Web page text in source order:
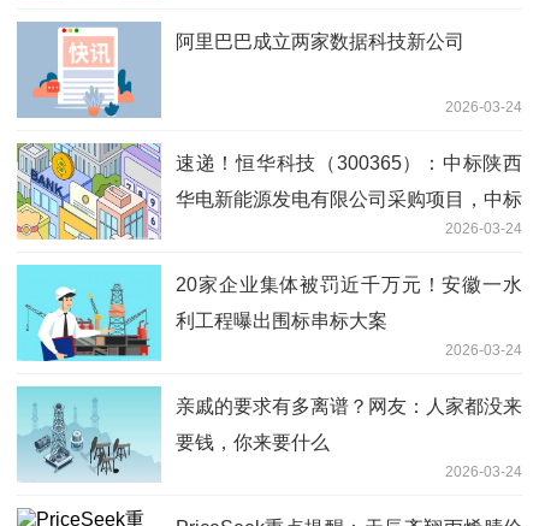
阿里巴巴成立两家数据科技新公司
2026-03-24
速递！恒华科技（300365）：中标陕西
华电新能源发电有限公司采购项目，中标
2026-03-24
20家企业集体被罚近千万元！安徽一水
利工程曝出围标串标大案
2026-03-24
亲戚的要求有多离谱？网友：人家都没来
要钱，你来要什么
2026-03-24